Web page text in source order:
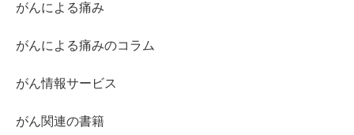
がんによる痛み
がんによる痛みのコラム
がん情報サービス
がん関連の書籍